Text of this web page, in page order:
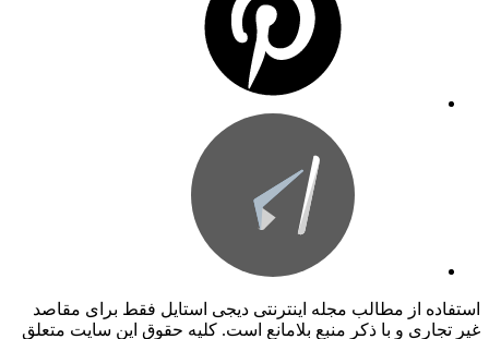
استفاده از مطالب مجله اینترنتی دیجی استایل فقط برای مقاصد
غیر تجاری و با ذکر منبع بلامانع است. کليه حقوق اين سايت متعلق